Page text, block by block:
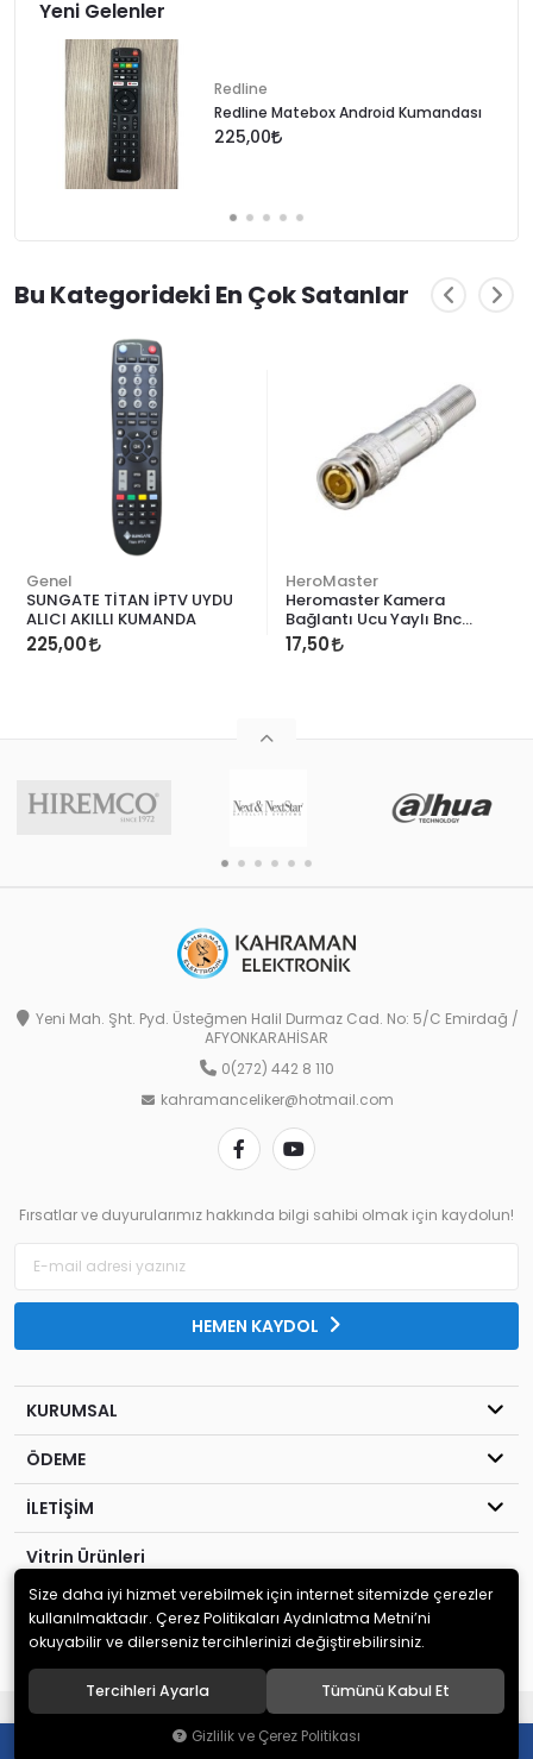
Yeni Gelenler
Redline
Redline Matebox Android Kumandası
225,00
Bu Kategorideki En Çok Satanlar
Genel
SUNGATE TİTAN İPTV UYDU
ALICI AKILLI KUMANDA
225,00
HeroMaster
Heromaster Kamera
Bağlantı Ucu Yaylı Bnc
Connectör
17,50
Yeni Mah. Şht. Pyd. Üsteğmen Halil Durmaz Cad. No: 5/C Emirdağ /
AFYONKARAHİSAR
0(272) 442 8 110
kahramanceliker@hotmail.com
Fırsatlar ve duyurularımız hakkında bilgi sahibi olmak için kaydolun!
HEMEN KAYDOL
KURUMSAL
ÖDEME
İLETİŞİM
Vitrin Ürünleri
© 2020Kahraman Elektronik. Tüm hakları saklıdır.
Yeni Nesil E-Ticaret Sistemleri ile Hazırlanmıştır.
Size daha iyi hizmet verebilmek için internet sitemizde çerezler
kullanılmaktadır. Çerez Politikaları Aydınlatma Metni’ni
okuyabilir ve dilerseniz tercihlerinizi değiştirebilirsiniz.
Tercihleri Ayarla Tümünü Kabul Et
Gizlilik ve Çerez Politikası